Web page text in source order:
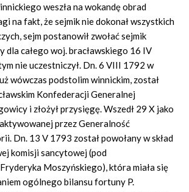
weszła na wokandę obrad
na fakt, że sejmik nie dokonał wszystkich
sejm postanowił zwołać sejmik
dla całego woj. bracławskiego 16 IV
nie uczestniczył. Dn. 6 VIII 1792 w
wówczas podstolim winnickim, został
Konfederacji Generalnej
i złożył przysięgę. Wszedł 29 X jako
przez Generalność
Dn. 13 V 1793 został powołany w skład
komisji sancytowej (pod
Moszyńskiego), która miała się
ogólnego bilansu fortuny P.